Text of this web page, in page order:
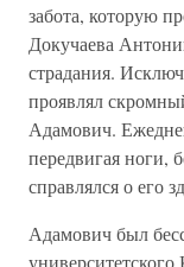
забота, которую
Докучаева
страдания.
проявлял
Адамович.
передвигая ноги,
справлялся о его
Адамович был